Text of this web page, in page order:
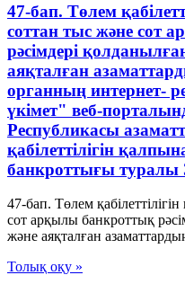
47-бап. Төлем
соттан тыс және сот
рәсімдері
аяқталған
органның интернет-
үкімет" веб-
Республикасы
қабілеттілігін
банкроттығы туралы
47-бап. Төлем
сот арқылы банкроттық
және аяқталған
Толық оқу »